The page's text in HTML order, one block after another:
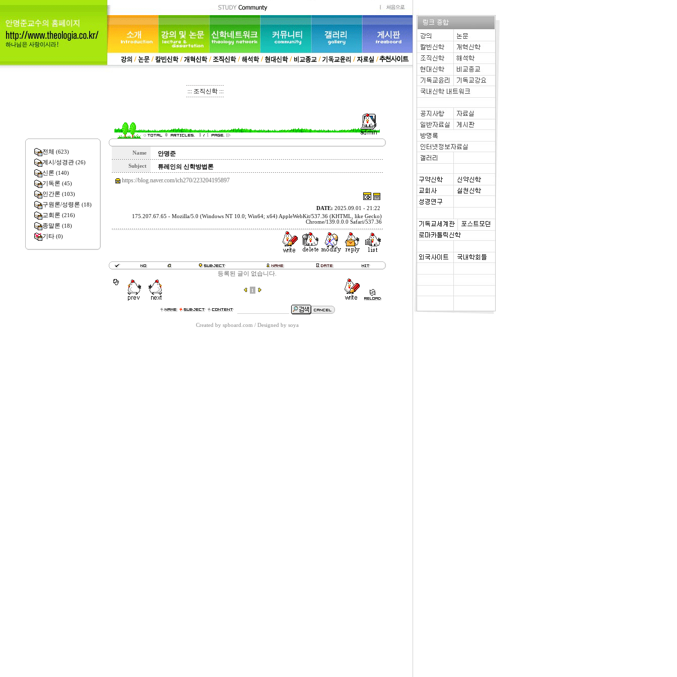
::: 조직신학 :::
0 1 1
전체 (623)
계시/성경관 (26)
신론 (140)
기독론 (45)
인간론 (103)
구원론/성령론 (18)
교회론 (216)
종말론 (18)
기타 (0)
Name 안명준
Subject
튜레인의 신학방법론
https://blog.naver.com/ich270/223204195897
DATE: 2025.09.01 - 21:22
175.207.67.65 - Mozilla/5.0 (Windows NT 10.0; Win64; x64) AppleWebKit/537.36 (KHTML, like Gecko)
Chrome/139.0.0.0 Safari/537.36
등록된 글이 없습니다.
1
Created by spboard.com / Designed by soya